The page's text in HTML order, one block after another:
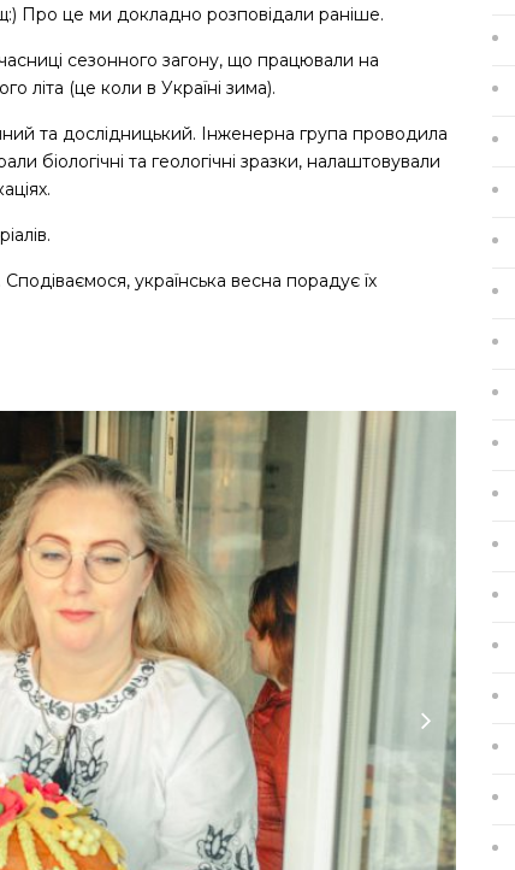
Про це ми докладно розповідали раніше.
сезонного загону, що працювали на
літа (це коли в Україні зима).
та дослідницький. Інженерна група проводила
біологічні та геологічні зразки, налаштовували
українська весна порадує їх